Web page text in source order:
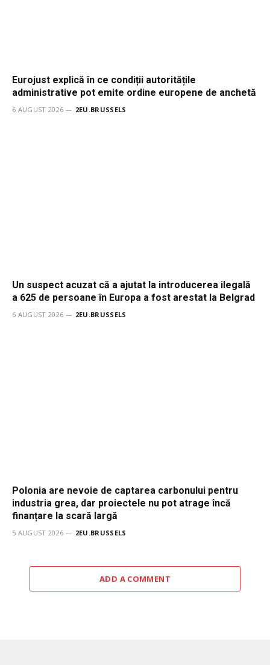
Eurojust explică în ce condiții autoritățile
administrative pot emite ordine europene de anchetă
6 AUGUST 2026 2EU.BRUSSELS
Un suspect acuzat că a ajutat la introducerea ilegală
a 625 de persoane în Europa a fost arestat la Belgrad
6 AUGUST 2026 2EU.BRUSSELS
Polonia are nevoie de captarea carbonului pentru
industria grea, dar proiectele nu pot atrage încă
finanțare la scară largă
5 AUGUST 2026 2EU.BRUSSELS
ADD A COMMENT